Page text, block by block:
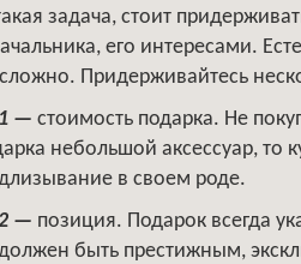
задача, стоит
его интересами.
Придерживайтесь
— стоимость подарка. Не
небольшой аксессуар,
в своем роде.
— позиция. Подарок всегда
быть престижным,